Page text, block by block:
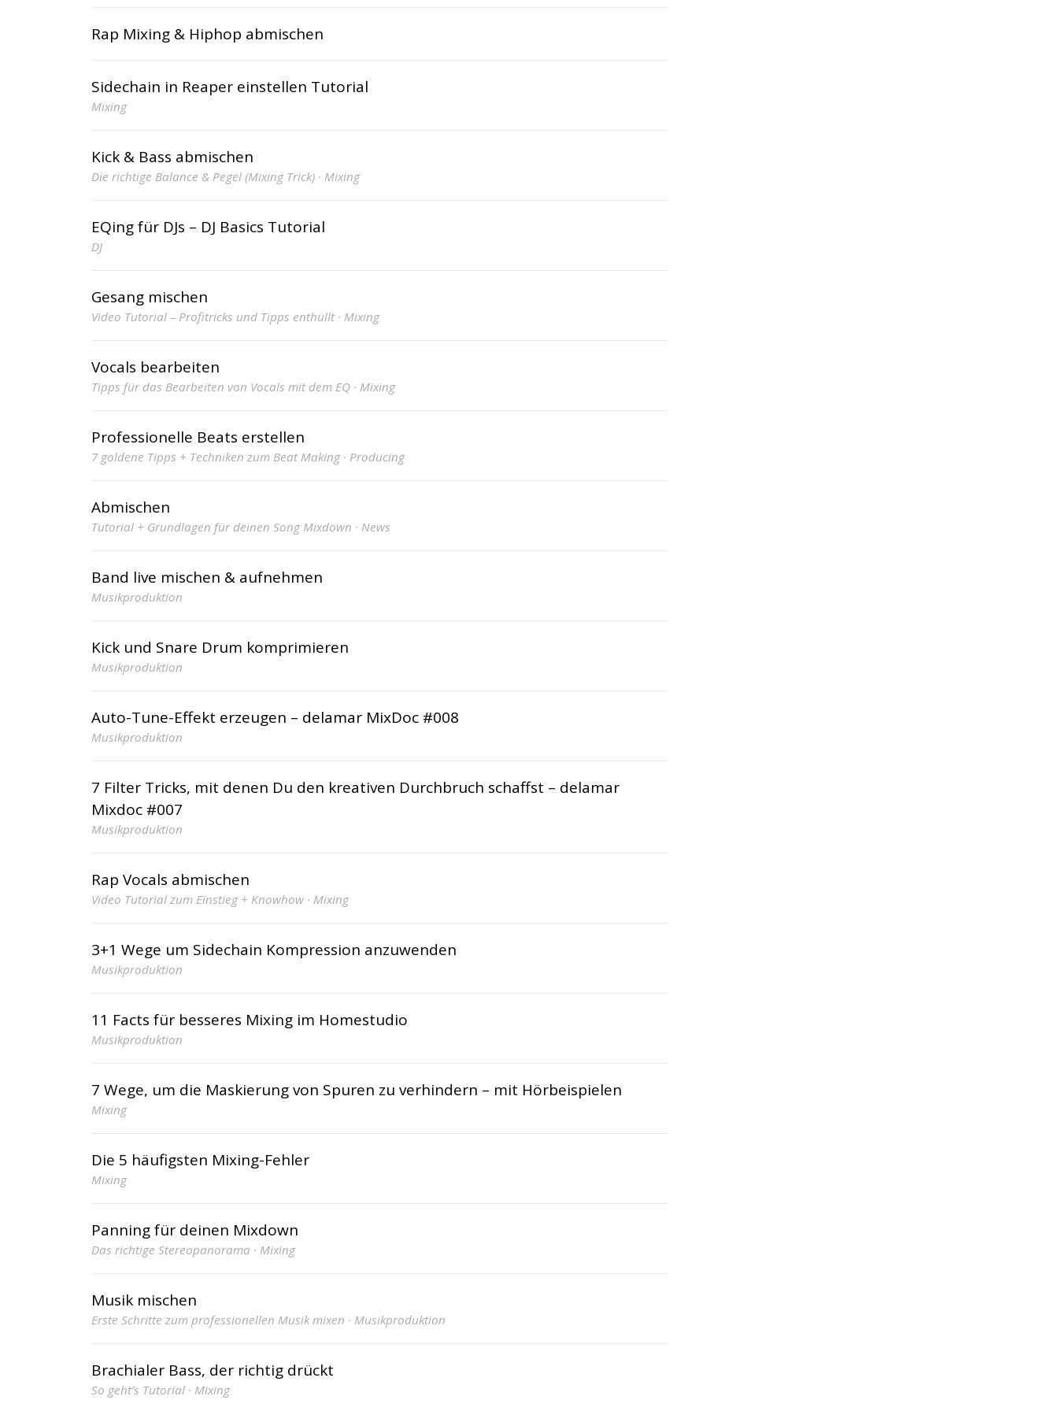
Rap Mixing & Hiphop abmischen
Sidechain in Reaper einstellen Tutorial
Mixing
Kick & Bass abmischen
Die richtige Balance & Pegel (Mixing Trick) · Mixing
EQing für DJs – DJ Basics Tutorial
DJ
Gesang mischen
Video Tutorial – Profitricks und Tipps enthüllt · Mixing
Vocals bearbeiten
Tipps für das Bearbeiten von Vocals mit dem EQ · Mixing
Professionelle Beats erstellen
7 goldene Tipps + Techniken zum Beat Making · Producing
Abmischen
Tutorial + Grundlagen für deinen Song Mixdown · News
Band live mischen & aufnehmen
Musikproduktion
Kick und Snare Drum komprimieren
Musikproduktion
Auto-Tune-Effekt erzeugen – delamar MixDoc #008
Musikproduktion
7 Filter Tricks, mit denen Du den kreativen Durchbruch schaffst – delamar
Mixdoc #007
Musikproduktion
Rap Vocals abmischen
Video Tutorial zum Einstieg + Knowhow · Mixing
3+1 Wege um Sidechain Kompression anzuwenden
Musikproduktion
11 Facts für besseres Mixing im Homestudio
Musikproduktion
7 Wege, um die Maskierung von Spuren zu verhindern – mit Hörbeispielen
Mixing
Die 5 häufigsten Mixing-Fehler
Mixing
Panning für deinen Mixdown
Das richtige Stereopanorama · Mixing
Musik mischen
Erste Schritte zum professionellen Musik mixen · Musikproduktion
Brachialer Bass, der richtig drückt
So geht’s Tutorial · Mixing